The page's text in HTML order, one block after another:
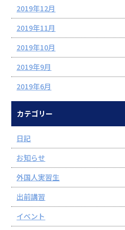
2019年12月
2019年11月
2019年10月
2019年9月
2019年6月
カテゴリー
日記
お知らせ
外国人実習生
出前講習
イベント